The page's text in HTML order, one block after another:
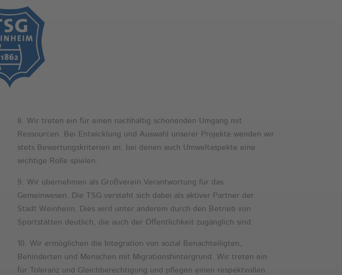
8. Wir treten ein für einen nachhaltig schonenden Umgang mit
Ressourcen. Bei Entwicklung und Auswahl unserer Projekte wenden wir
stets Bewertungskriterien an, bei denen auch Umweltaspekte eine
wichtige Rolle spielen.
9. Wir übernehmen als Großverein Verantwortung für das
Gemeinwesen. Die TSG versteht sich dabei als aktiver Partner der
Stadt Weinheim. Dies wird unter anderem durch den Betrieb von
Sportstätten deutlich, die auch der Öffentlichkeit zugänglich sind.
10. Wir ermöglichen die Integration von sozial Benachteiligten,
Behinderten und Menschen mit Migrationshintergrund. Wir treten ein
für Toleranz und Gleichberechtigung und pflegen einen respektvollen